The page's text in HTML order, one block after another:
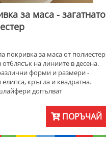
за маса - загатнато
покривка за маса от полиестер
на линиите в десена.
форми и размери -
кръгла и квадратна.
допълват
Освен в описаните по-долу
се шият и по заявка с
Десенът и тъканта
на покривката както
за ежедневна употреба.
ПОРЪЧАЙ